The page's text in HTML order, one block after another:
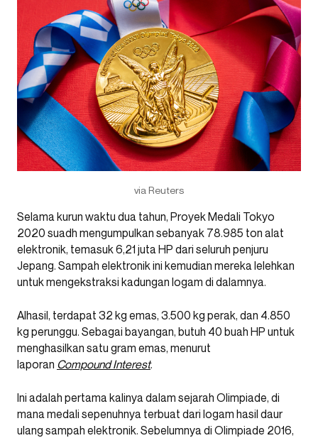
via Reuters
Selama kurun waktu dua tahun, Proyek Medali Tokyo
2020 suadh mengumpulkan sebanyak 78.985 ton alat
elektronik, temasuk 6,21 juta HP dari seluruh penjuru
Jepang. Sampah elektronik ini kemudian mereka lelehkan
untuk mengekstraksi kadungan logam di dalamnya.
Alhasil, terdapat 32 kg emas, 3.500 kg perak, dan 4.850
kg perunggu. Sebagai bayangan, butuh 40 buah HP untuk
menghasilkan satu gram emas, menurut
laporan Compound Interest.
Ini adalah pertama kalinya dalam sejarah Olimpiade, di
mana medali sepenuhnya terbuat dari logam hasil daur
ulang sampah elektronik. Sebelumnya di Olimpiade 2016,